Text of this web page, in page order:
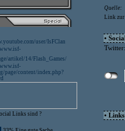
Links sind ?
Quelle:
Link zur
•
Twitter:
•